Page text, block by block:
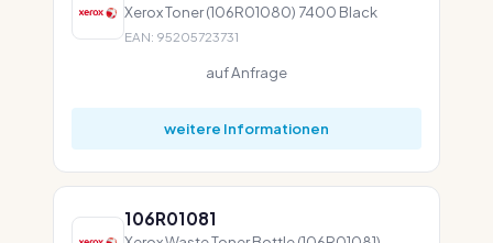
Xerox Toner (106R01080) 7400 Black
EAN: 95205723731
auf Anfrage
weitere Informationen
106R01081